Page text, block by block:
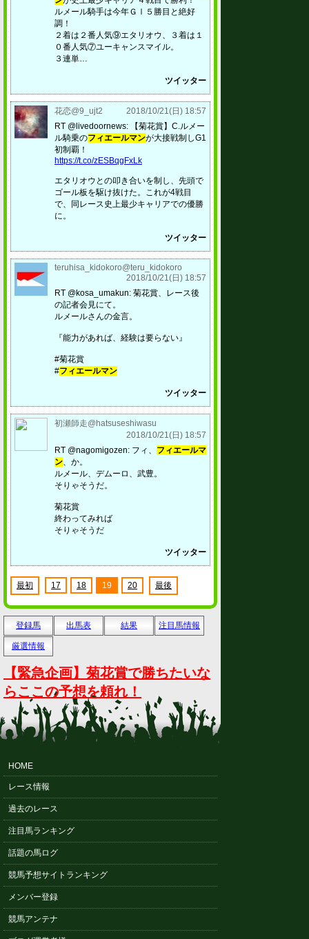
ルメール騎手は今年ＧⅠ５勝目と絶好
調！
２着は２番人気⑨エタリオウ、３着は１
０番人気⑦ユーキャンスマイル。
３連単…
ツイッター
花恋@9_ujt2
2018/10/21(日) 18:57
RT @livedoornews: 【菊花賞】C.ルメー
ル騎乗のフィエールマンが大接戦制しG1
初制覇！
https://t.co/zESBqgFxLk
エタリオウとの叩き合いを制し、先頭で
ゴール板を駆け抜けた。これが4戦目
で、同レース史上最少キャリアでの優勝
に。
ツイッター
teruhisa_kidokoro@teru_kidokoro
2018/10/21(日) 18:57
RT @kosa_umakun: 菊花賞、レース後
の記者会見にて。
ルメールさんの金言。
『能力があれば、経験は要らない』
#菊花賞
#フィエールマン
ツイッター
初瀬師走@hatsuseshiwasu
2018/10/21(日) 18:57
RT @nagomigozen: フィ、 フィエールマ
ン、か。
ルメール、デムーロ、武豊。
そりゃそうだ。
菊花賞
終わってみれば
そりゃそうだ
ツイッター
最初 17 18 19 20 最後
登録馬 出馬表 結果 注目馬情報
厳選情報
【緊急企画】菊花賞で勝ちたいな
らここの予想を頼れ！
HOME
レース情報
過去のレース
注目馬ランキング
話題の馬ログ
競馬予想サイトランキング
メンバー登録
競馬アンテナ